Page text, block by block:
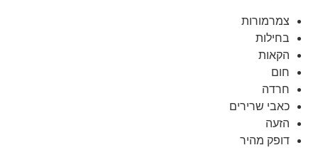
צמרמורות
בחילות
הקאות
חום
חרדה
כאבי שרירים
הזעה
דופק מהיר